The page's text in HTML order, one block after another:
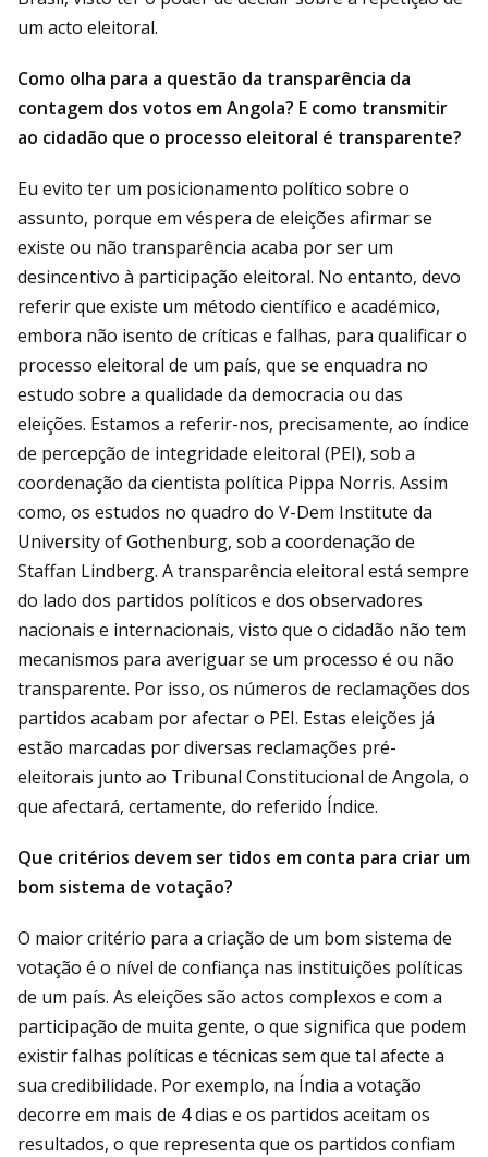
um acto eleitoral.
Como olha para a questão da transparência da
contagem dos votos em Angola? E como transmitir
ao cidadão que o processo eleitoral é transparente?
Eu evito ter um posicionamento político sobre o
assunto, porque em véspera de eleições afirmar se
existe ou não transparência acaba por ser um
desincentivo à participação eleitoral. No entanto, devo
referir que existe um método científico e académico,
embora não isento de críticas e falhas, para qualificar o
processo eleitoral de um país, que se enquadra no
estudo sobre a qualidade da democracia ou das
eleições. Estamos a referir-nos, precisamente, ao índice
de percepção de integridade eleitoral (PEI), sob a
coordenação da cientista política Pippa Norris. Assim
como, os estudos no quadro do V-Dem Institute da
University of Gothenburg, sob a coordenação de
Staffan Lindberg. A transparência eleitoral está sempre
do lado dos partidos políticos e dos observadores
nacionais e internacionais, visto que o cidadão não tem
mecanismos para averiguar se um processo é ou não
transparente. Por isso, os números de reclamações dos
partidos acabam por afectar o PEI. Estas eleições já
estão marcadas por diversas reclamações pré-
eleitorais junto ao Tribunal Constitucional de Angola, o
que afectará, certamente, do referido Índice.
Que critérios devem ser tidos em conta para criar um
bom sistema de votação?
O maior critério para a criação de um bom sistema de
votação é o nível de confiança nas instituições políticas
de um país. As eleições são actos complexos e com a
participação de muita gente, o que significa que podem
existir falhas políticas e técnicas sem que tal afecte a
sua credibilidade. Por exemplo, na Índia a votação
decorre em mais de 4 dias e os partidos aceitam os
resultados, o que representa que os partidos confiam